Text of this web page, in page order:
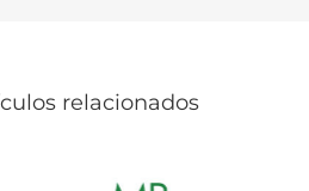
relacionados